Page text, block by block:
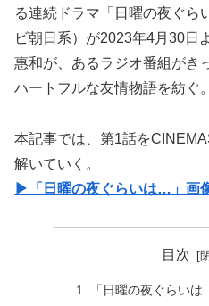
る連続ドラマ「日曜の夜ぐ
ビ朝日系）が2023年4月30日
惠和が、あるラジオ番組がき
ハートフルな友情物語を紡ぐ。
本記事では、第1話を
解いていく。
▶︎「日曜の夜ぐらいは…」画
目次
「日曜の夜ぐらい